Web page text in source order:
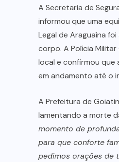
A Secretaria de
informou que uma
Legal de Araguaína
corpo. A Polícia
local e confirmou que
em andamento até o
A Prefeitura de
lamentando a morte
momento de
para que conforte
pedimos orações de